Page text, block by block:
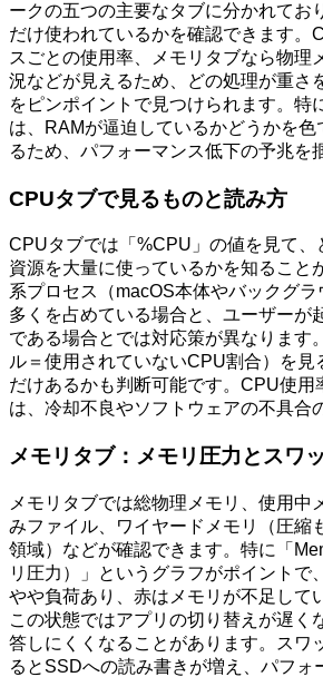
ークの五つの主要なタブに分かれてお
だけ使われているかを確認できます。
スごとの使用率、メモリタブなら物理
況などが見えるため、どの処理が重さ
をピンポイントで見つけられます。特
は、RAMが逼迫しているかどうかを色
るため、パフォーマンス低下の予兆を
CPUタブで見るものと読み方
CPUタブでは「%CPU」の値を見て、
資源を大量に使っているかを知ること
系プロセス（macOS本体やバックグ
多くを占めている場合と、ユーザーが
である場合とでは対応策が異なります
ル＝使用されていないCPU割合）を見
だけあるかも判断可能です。CPU使用
は、冷却不良やソフトウェアの不具合
メモリタブ：メモリ圧力とスワ
メモリタブでは総物理メモリ、使用中
みファイル、ワイヤードメモリ（圧縮
領域）などが確認できます。特に「
リ圧力）」というグラフがポイントで
やや負荷あり、赤はメモリが不足して
この状態ではアプリの切り替えが遅く
答しにくくなることがあります。スワ
るとSSDへの読み書きが増え、パフォ